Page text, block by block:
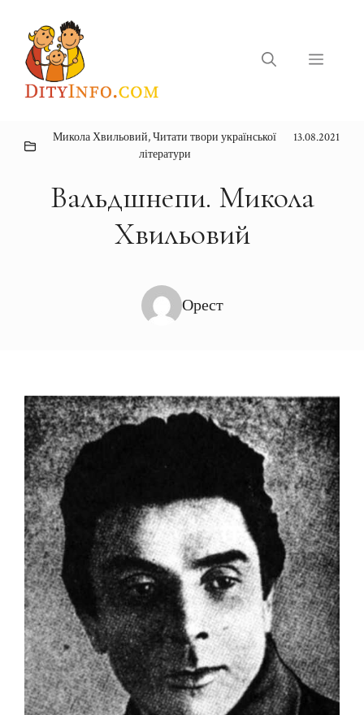
вмісту
Меню
Микола Хвильовий,Читати твори української
літератури
13.08.2021
Вальдшнепи. Микола
Хвильовий
Орест